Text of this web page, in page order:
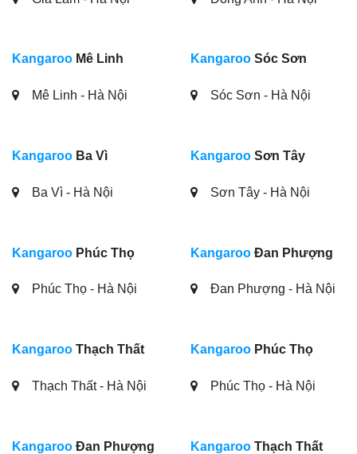
Kangaroo Mê Linh
Mê Linh - Hà Nội
Kangaroo Sóc Sơn
Sóc Sơn - Hà Nội
Kangaroo Ba Vì
Ba Vì - Hà Nội
Kangaroo Sơn Tây
Sơn Tây - Hà Nội
Kangaroo Phúc Thọ
Phúc Thọ - Hà Nội
Kangaroo Đan Phượng
Đan Phượng - Hà Nội
Kangaroo Thạch Thất
Thạch Thất - Hà Nội
Kangaroo Phúc Thọ
Phúc Thọ - Hà Nội
Kangaroo Đan Phượng Kangaroo Thạch Thất